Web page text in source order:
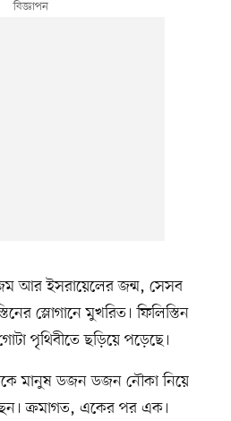
আর ইসরায়েলের জন্ম, সেসব
স্লোগানে মুখরিত। ফিলিস্তিন
পৃথিবীতে ছড়িয়ে পড়েছে।
মানুষ ডজন ডজন নৌকা নিয়ে
ক্রমাগত, একের পর এক।